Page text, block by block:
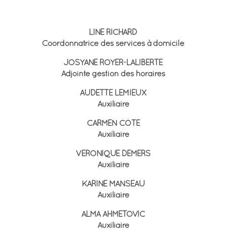
LINE RICHARD
Coordonnatrice des services à domicile
JOSYANE ROYER-LALIBERTÉ
Adjointe gestion des horaires
AUDETTE LEMIEUX
Auxiliaire
CARMEN CÔTÉ
Auxiliaire
VÉRONIQUE DEMERS
Auxiliaire
KARINE MANSEAU
Auxiliaire
ALMA AHMETOVIC
Auxiliaire